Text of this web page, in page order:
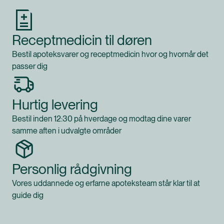
Receptmedicin til døren
Bestil apoteksvarer og receptmedicin hvor og hvornår det
passer dig
Hurtig levering
Bestil inden 12:30 på hverdage og modtag dine varer
samme aften i udvalgte områder
Personlig rådgivning
Vores uddannede og erfarne apoteksteam står klar til at
guide dig